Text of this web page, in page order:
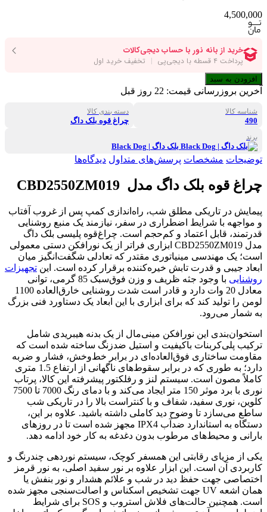
4,500,000
افزودن به سبد
آخرین بروزرسانی قیمت: 22 روز قبل
شناسه کالا
490
دسته بندی کالا
چراغ قوه بلک داگ
برند
بلک داگ | Black Dog
توضیحات مشخصات پرسش‌های متداول دیدگاه‌ها
چراغ قوه بلک داگ مدل ‌ CBD2550ZM019
پیمایش در تاریکی مطلق شب، راه‌اندازی کمپ پس از غروب آفتاب
و مواجهه با شرایط اضطراری در سفر، نیازمند یک منبع روشنایی
قدرتمند، قابل اعتماد و کم‌حجم است. چراغ‌قوه پلیسی بلک داگ
مدل CBD2550ZM019 ابزاری فراتر از یک نورافکن دستی معمولی
است؛ یک مهندسی مینیاتوری مقتدر که تعادلی شگفت‌انگیز میان
ابعاد جیبی و قدرت تابش خیره‌کننده برقرار کرده است. این تجهیزات
روشنایی
با وجود جثه ظریف و وزن فوق‌سبک 85 گرمی، توانی
معادل 20 وات دارد و قادر است شدت روشنایی خارق‌العاده 1100
لومن را تولید کند که برای ابزاری با این ابعاد یک دستاورد فنی بزرگ
به شمار می‌رود.
استخوان‌بندی این نورافکن مینی‌مال از یک بدنه هیبریدی شامل
ترکیب پلی‌کربنات باکیفیت و استیل ضدزنگ ساخته شده است که
مقاومت ساختاری فوق‌العاده‌ای در برابر خط‌وخش، فشار و ضربه
دارد؛ به طوری که در برابر سقوط‌های ناگهانی از ارتفاع 1.5 متری
کاملاً مصون است. سیستم لنز و رفلکتور پیشرفته این کالا، پرتاب
نوری با برد موثر 150 متر ایجاد می‌کند و با دمای رنگ 7000 تا 7500
کلوین، نوری سفید، شفاف و با کنتراست بالا را در تاریکی شب
ساطع می‌سازد تا وضوح دید کاملی داشته باشید. علاوه بر این،
دستگاه به استاندارد ضدآب IPX4 مجهز شده است تا در روزهای
بارانی و محیط‌های مرطوب بدون دغدغه به کار خود ادامه دهد.
یکی از مزیای رقابتی این همسفر کوچک، سیستم نوردهی چندرنگ و
کاربردی آن است. این ابزار علاوه بر نور سفید اصلی، به نور قرمز
اختصاصی جهت حفظ دید در شب و علائم هشدار و نور بنفش یا
همان اشعه UV جهت تشخیص اسکناس و اصالت‌سنجی مجهز شده
است. همچنین حالت‌های فلاش استروب و SOS برای شرایط